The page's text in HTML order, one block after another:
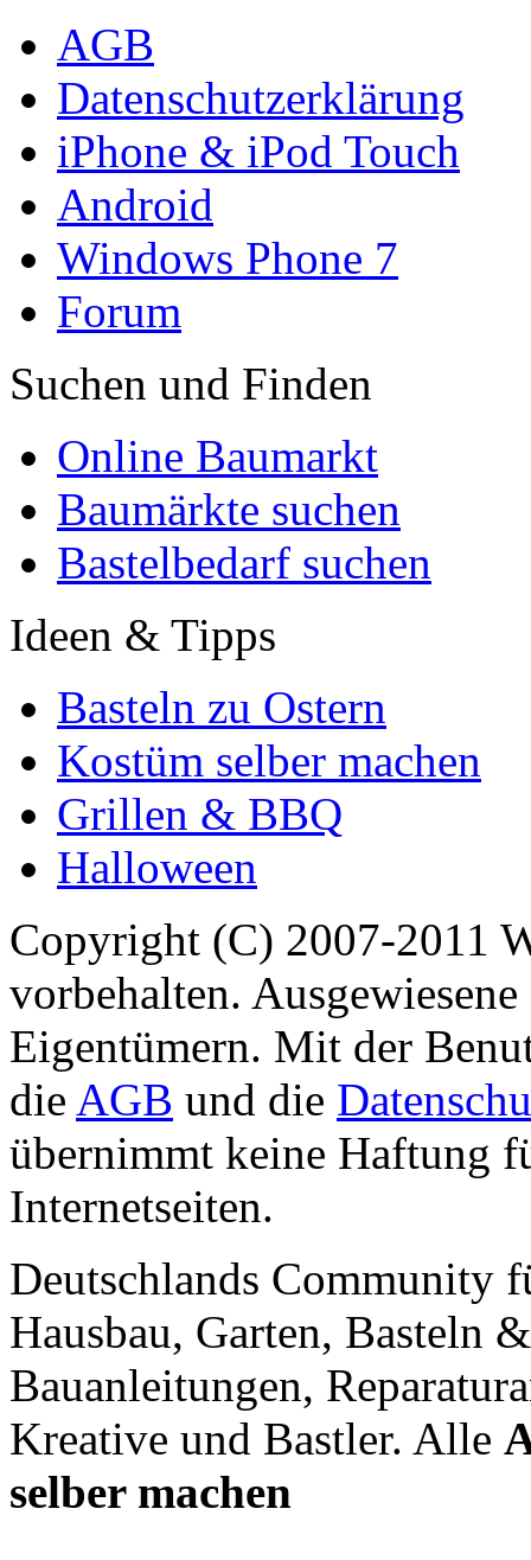
AGB
Datenschutzerklärung
iPhone & iPod Touch
Android
Windows Phone 7
Forum
Suchen und Finden
Online Baumarkt
Baumärkte suchen
Bastelbedarf suchen
Ideen & Tipps
Basteln zu Ostern
Kostüm selber machen
Grillen & BBQ
Halloween
Copyright (C) 2007-2011
vorbehalten.
Eigentümern. Mit der
die AGB und die
übernimmt keine Haftung
Internetseiten.
Deutschlands Community
Hausbau, Garten, Basteln
Bauanleitungen,
Kreative und Bastler. Alle
selber machen